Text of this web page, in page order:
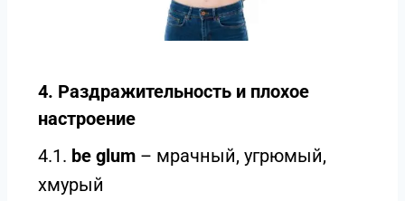
4. Раздражительность и плохое
настроение
4.1. be glum – мрачный, угрюмый,
хмурый